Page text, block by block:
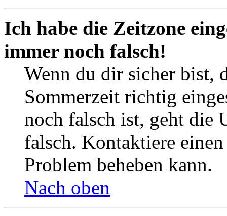
Ich habe die Zeitzone
immer noch falsch!
Wenn du dir sicher bist,
Sommerzeit richtig
noch falsch ist, geht die
falsch. Kontaktiere
Problem beheben kann.
Nach oben